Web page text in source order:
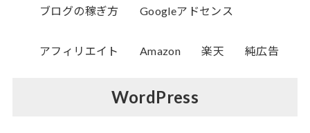
ブログの稼ぎ方 Googleアドセンス
アフィリエイト Amazon 楽天 純広告
WordPress